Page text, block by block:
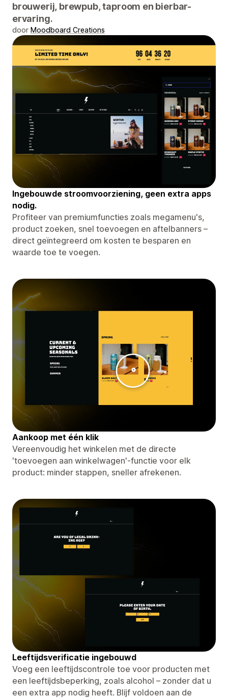
brouwerij, brewpub, taproom en bierbar-
ervaring.
door Moodboard Creations
Ingebouwde stroomvoorziening, geen extra apps
nodig.
Profiteer van premiumfuncties zoals megamenu's,
product zoeken, snel toevoegen en aftelbanners –
direct geïntegreerd om kosten te besparen en
waarde toe te voegen.
Aankoop met één klik
Vereenvoudig het winkelen met de directe
'toevoegen aan winkelwagen'-functie voor elk
product: minder stappen, sneller afrekenen.
Leeftijdsverificatie ingebouwd
Voeg een leeftijdscontrole toe voor producten met
een leeftijdsbeperking, zoals alcohol – zonder dat u
een extra app nodig heeft. Blijf voldoen aan de